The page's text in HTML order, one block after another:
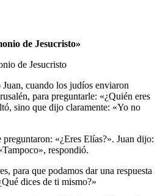
de Jesucristo»
cuando los judíos enviaron
para preguntarle: «¿Quién eres
sino que dijo claramente: «Yo no
preguntaron: «¿Eres Elías?». Juan dijo:
respondió.
para que podamos dar una respuesta
dices de ti mismo?»